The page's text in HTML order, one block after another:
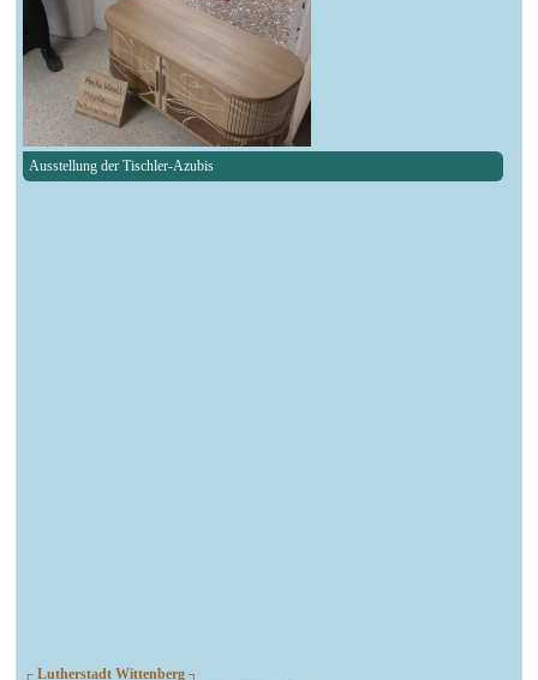
Ausstellung der Tischler-Azubis
┌ Lutherstadt Wittenberg ┐